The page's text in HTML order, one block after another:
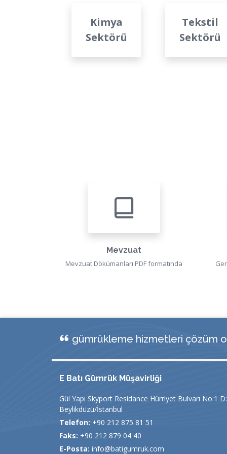
Kimya
Sektörü
Tekstil
Sektörü
Mevzuat
Mevzuat Dökümanları PDF formatında
gümrükleme hizmetleri çözüm
E Batı Gümrük Müşavirliği
Gül Yapı Skyport Residance Hürriyet Bulvarı No:1
Beylikdüzü/İstanbul
Telefon: +90 212 875 81 51
Faks: +90 212 879 04 40
E-Posta: info@batigumruk.com